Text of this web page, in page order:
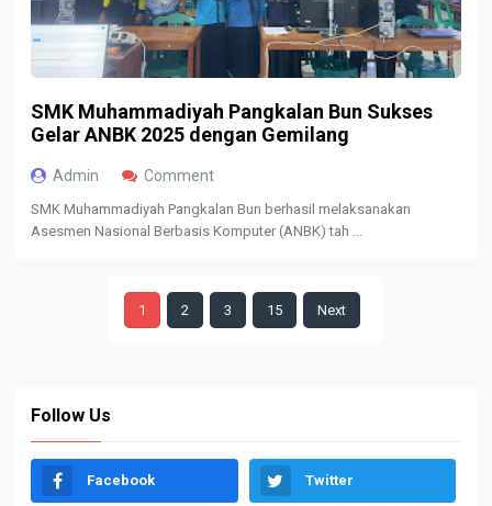
SMK Muhammadiyah Pangkalan Bun Sukses
Gelar ANBK 2025 dengan Gemilang
Admin Comment
SMK Muhammadiyah Pangkalan Bun berhasil melaksanakan
Asesmen Nasional Berbasis Komputer (ANBK) tah ...
1 2 3 15 Next
Follow Us
Facebook Twitter